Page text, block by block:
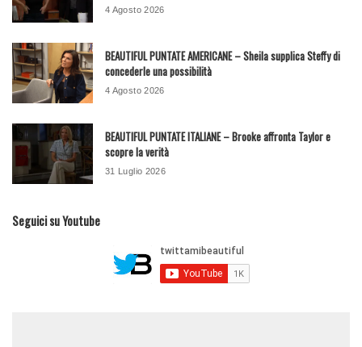
4 Agosto 2026
BEAUTIFUL PUNTATE AMERICANE – Sheila supplica Steffy di
concederle una possibilità
4 Agosto 2026
BEAUTIFUL PUNTATE ITALIANE – Brooke affronta Taylor e
scopre la verità
31 Luglio 2026
Seguici su Youtube